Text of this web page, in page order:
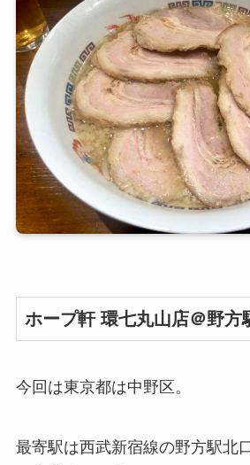
ホープ軒 環七丸山店＠野方
今回は東京都は中野区。
最寄駅は西武新宿線の野方駅北